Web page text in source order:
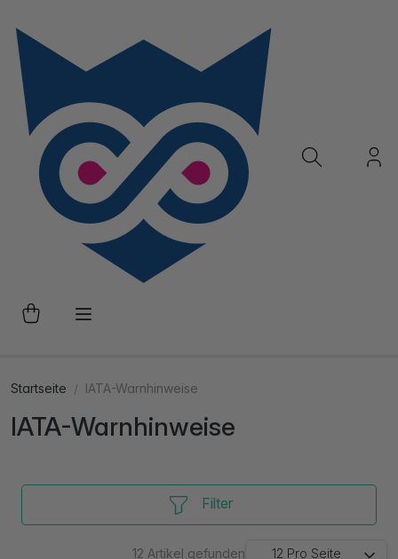
Startseite IATA-Warnhinweise
IATA-Warnhinweise
Filter
12 Artikel gefunden 12 Pro Seite